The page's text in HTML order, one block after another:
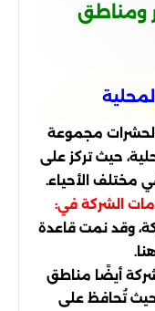
ومناطق
الحشرات مجموعة
حيث تركز على
مختلف الأحياء.
الشركة في:
وقد نمت قاعدة
أيضًا مناطق
حيث تُحافظ على